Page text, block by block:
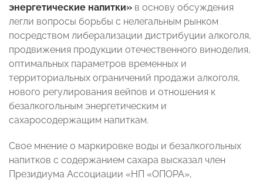
энергетические напитки» в основу обсуждения
легли вопросы борьбы с нелегальным рынком
посредством либерализации дистрибуции алкоголя,
продвижения продукции отечественного виноделия,
оптимальных параметров временных и
территориальных ограничений продажи алкоголя,
нового регулирования вейпов и отношения к
безалкогольным энергетическим и
сахаросодержащим напиткам.
Свое мнение о маркировке воды и безалкогольных
напитков с содержанием сахара высказал член
Президиума Ассоциации «НП «ОПОРА»,